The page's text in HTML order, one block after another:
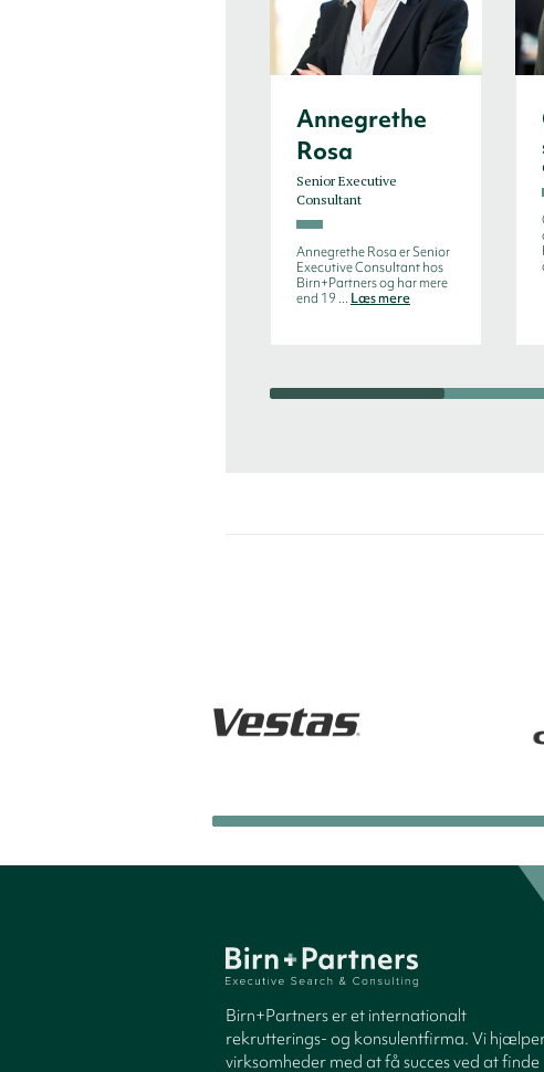
Annegrethe
Rosa
Senior Executive
Consultant
Annegrethe Rosa er Senior
Executive Consultant hos
Birn+Partners og har mere
end 19 ... Læs mere
Birn+Partners er et internationalt
rekrutterings- og konsulentfirma. Vi
virksomheder med at få succes ved at finde